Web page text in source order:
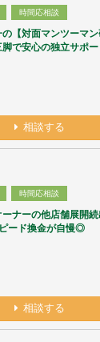
時間応相談
【対面マンツーマ
脚で安心の独立サポー
相談する
時間応相談
ーナーの他店舗展開
ード換金が自慢◎
相談する